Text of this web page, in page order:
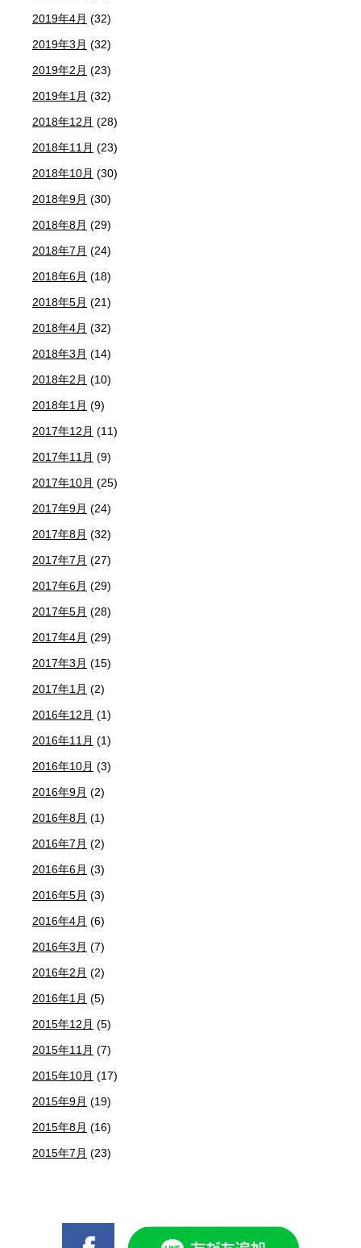
2019年4月 (32)
2019年3月 (32)
2019年2月 (23)
2019年1月 (32)
2018年12月 (28)
2018年11月 (23)
2018年10月 (30)
2018年9月 (30)
2018年8月 (29)
2018年7月 (24)
2018年6月 (18)
2018年5月 (21)
2018年4月 (32)
2018年3月 (14)
2018年2月 (10)
2018年1月 (9)
2017年12月 (11)
2017年11月 (9)
2017年10月 (25)
2017年9月 (24)
2017年8月 (32)
2017年7月 (27)
2017年6月 (29)
2017年5月 (28)
2017年4月 (29)
2017年3月 (15)
2017年1月 (2)
2016年12月 (1)
2016年11月 (1)
2016年10月 (3)
2016年9月 (2)
2016年8月 (1)
2016年7月 (2)
2016年6月 (3)
2016年5月 (3)
2016年4月 (6)
2016年3月 (7)
2016年2月 (2)
2016年1月 (5)
2015年12月 (5)
2015年11月 (7)
2015年10月 (17)
2015年9月 (19)
2015年8月 (16)
2015年7月 (23)